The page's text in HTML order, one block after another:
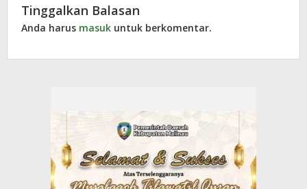
Tinggalkan Balasan
Anda harus masuk untuk berkomentar.